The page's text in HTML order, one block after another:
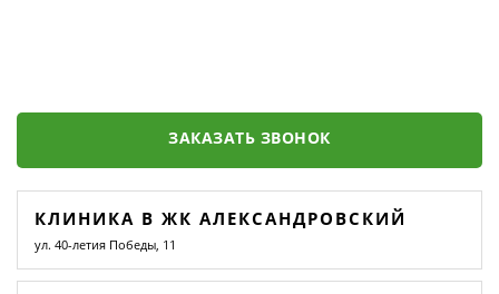
ЗАКАЗАТЬ ЗВОНОК
КЛИНИКА В ЖК АЛЕКСАНДРОВСКИЙ
ул. 40-летия Победы, 11